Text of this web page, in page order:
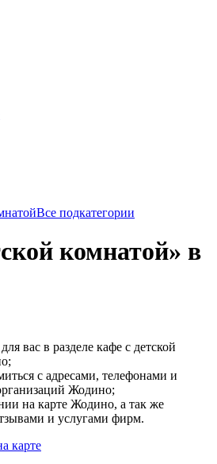
Все подкатегории
комнатой» в
вас в разделе кафе с детской
с адресами, телефонами и
Жодино;
на карте Жодино, а так же
и услугами фирм.
карте